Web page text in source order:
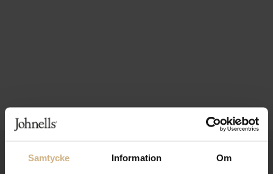
Samtycke Information Om
1-3 VARDAGARS LEVERANS